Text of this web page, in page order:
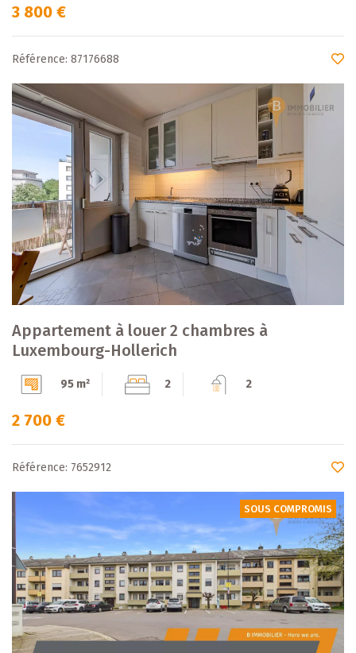
3 800 €
Référence: 87176688
Appartement à louer 2 chambres à
Luxembourg-Hollerich
95 m² 2 2
2 700 €
Référence: 7652912
SOUS COMPROMIS